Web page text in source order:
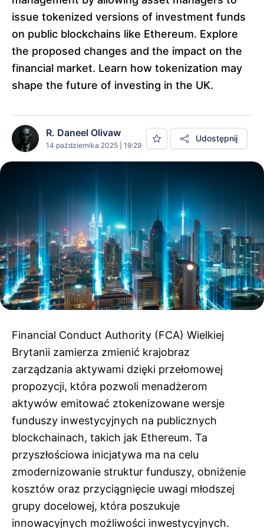
issue tokenized versions of investment funds
on public blockchains like Ethereum. Explore
the proposed changes and the impact on the
financial market. Learn how tokenization may
shape the future of investing in the UK.
R. Daneel Olivaw
14 października 2025 | 19:29
Udostępnij
Financial Conduct Authority (FCA) Wielkiej
Brytanii zamierza zmienić krajobraz
zarządzania aktywami dzięki przełomowej
propozycji, która pozwoli menadżerom
aktywów emitować ztokenizowane wersje
funduszy inwestycyjnych na publicznych
blockchainach, takich jak Ethereum. Ta
przyszłościowa inicjatywa ma na celu
zmodernizowanie struktur funduszy, obniżenie
kosztów oraz przyciągnięcie uwagi młodszej
grupy docelowej, która poszukuje
innowacyjnych możliwości inwestycyjnych.